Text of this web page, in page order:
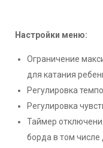
Настройки меню:
Ограничение
для катания
Регулировка
Регулировка
Таймер
борда в том числе